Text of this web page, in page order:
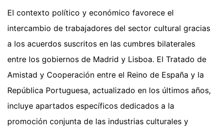
El contexto político y económico favorece el
intercambio de trabajadores del sector cultural gracias
a los acuerdos suscritos en las cumbres bilaterales
entre los gobiernos de Madrid y Lisboa. El Tratado de
Amistad y Cooperación entre el Reino de España y la
República Portuguesa, actualizado en los últimos años,
incluye apartados específicos dedicados a la
promoción conjunta de las industrias culturales y